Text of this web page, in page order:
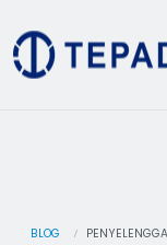
BLOG